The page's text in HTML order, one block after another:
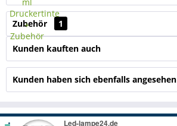
Zubehör 1
Kunden kauften auch
Kunden haben sich ebenfalls angesehen